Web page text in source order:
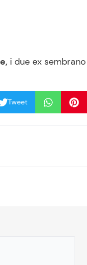
i due ex sembrano
Tweet